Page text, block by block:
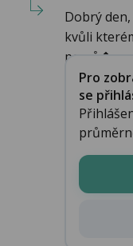
Dobrý
kvůli
pomů�...
Pro
se